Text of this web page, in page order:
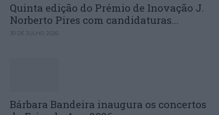
Quinta edição do Prémio de Inovação J.
Norberto Pires com candidaturas...
30 DE JULHO, 2026
Bárbara Bandeira inaugura os concertos